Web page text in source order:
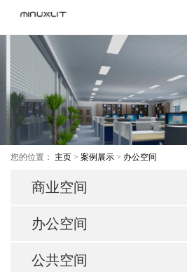
您的位置： 主页 > 案例展示 > 办公空间
商业空间
办公空间
公共空间